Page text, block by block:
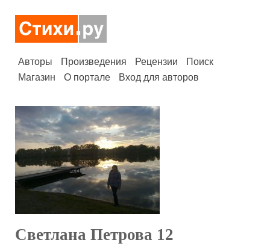
Авторы Произведения Рецензии
Поиск
Магазин
О портале Вход для авторов
Светлана Петрова 12